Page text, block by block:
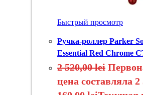
Быстрый просмотр
Ручка-роллер Parker
Essential Red Chrome
2 520,00lei
цена составляла 2